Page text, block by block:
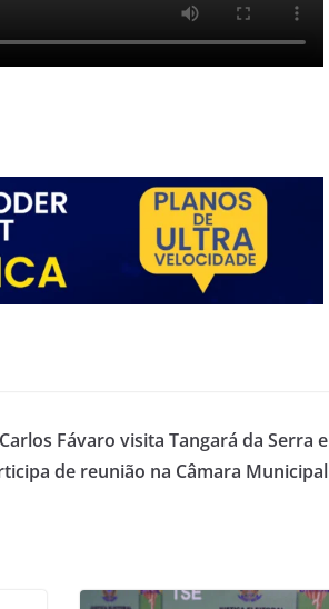
Fávaro visita Tangará da Serra e
de reunião na Câmara Municipal